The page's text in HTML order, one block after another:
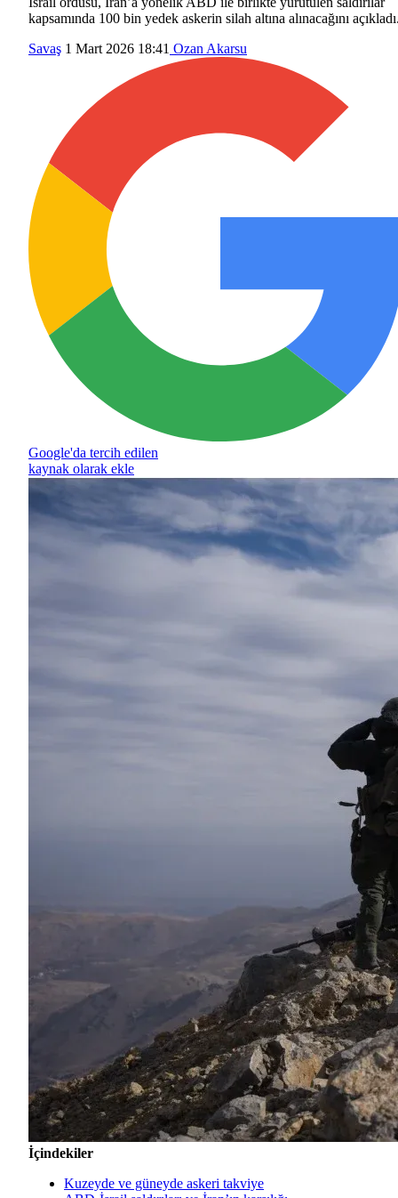
kapsamında 100 bin yedek askerin silah altına alınacağını
Savaş 1 Mart 2026 18:41 Ozan Akarsu
Google'da tercih edilen
kaynak olarak ekle
İçindekiler
Kuzeyde ve güneyde askeri takviye